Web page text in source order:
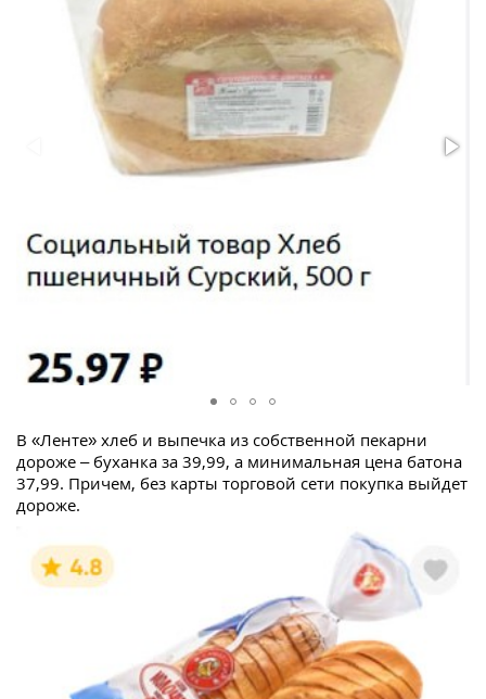
В «Ленте» хлеб и выпечка из собственной пекарни
дороже – буханка за 39,99, а минимальная цена батона
37,99. Причем, без карты торговой сети покупка выйдет
дороже.